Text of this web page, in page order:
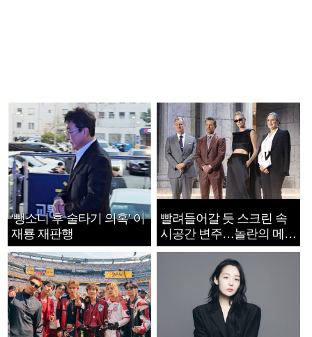
‘뺑소니 후 술타기 의혹’ 이
재룡 재판행
빨려들어갈 듯 스크린 속
시공간 변주…놀란의 메시
지는 ‘전쟁 속죄’